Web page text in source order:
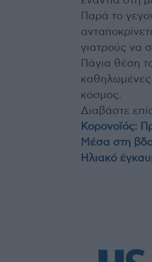
Παρά το
γιατρούς να
Πάγια θέση
καθηλωμένες
κόσμος.
Διαβάστε
Κορονοϊός:
Μέσα στη
Ηλιακό